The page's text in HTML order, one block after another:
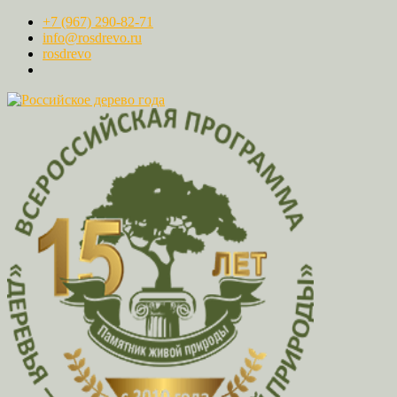
+7 (967) 290-82-71
info@rosdrevo.ru
rosdrevo